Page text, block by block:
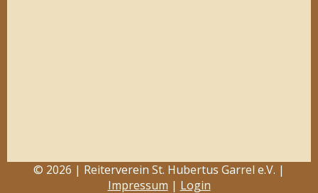
© 2026 | Reiterverein St. Hubertus Garrel e.V. |
Impressum | Login